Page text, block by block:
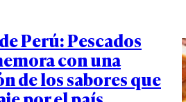
Perú: Pescados
con una
de los sabores que